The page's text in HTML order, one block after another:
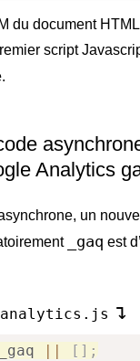
du document
script
.
Analytics
un
_gaq est
|| [ ] ;